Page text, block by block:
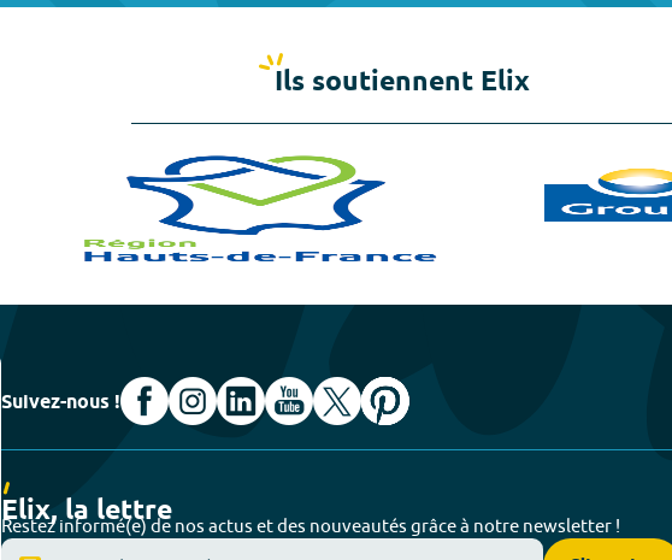
Ils soutiennent Elix
Suivez-nous !
Elix, la lettre
Restez informé(e) de nos actus et des nouveautés grâce à notre newsletter !